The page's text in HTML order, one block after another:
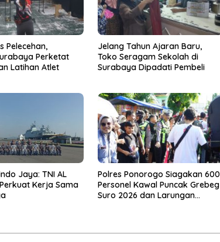
Pelecehan,
Perketat
Latihan Atlet
Jelang Tahun Ajaran Baru,
Toko Seragam Sekolah di
Surabaya Dipadati Pembeli
Jaya: TNI AL
Kerja Sama
Polres Ponorogo Siagakan 600
Personel Kawal Puncak Grebeg
Suro 2026 dan Larungan